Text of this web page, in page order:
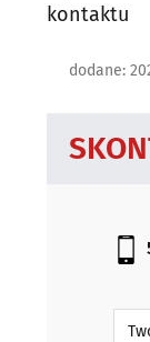
kontaktu
dodane: